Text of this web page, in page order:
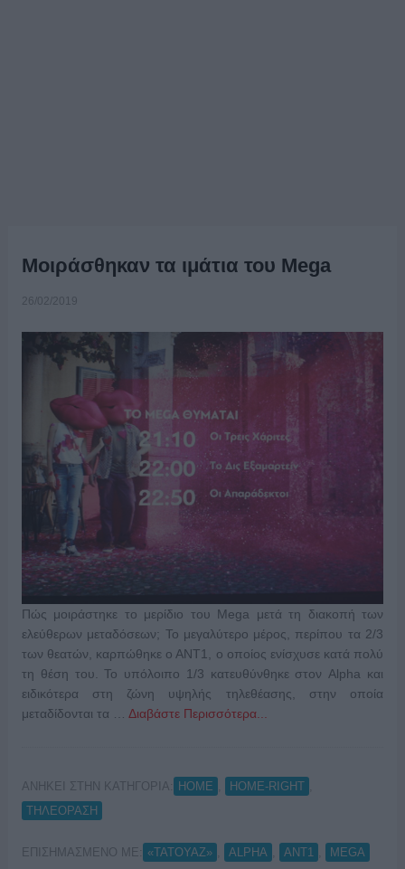
Μοιράσθηκαν τα ιμάτια του Mega
26/02/2019
Πώς μοιράστηκε το μερίδιο του Mega μετά τη διακοπή των
ελεύθερων μεταδόσεων; Το μεγαλύτερο μέρος, περίπου τα 2/3
των θεατών, καρπώθηκε ο ΑΝΤ1, ο οποίος ενίσχυσε κατά πολύ
τη θέση του. Το υπόλοιπο 1/3 κατευθύνθηκε στον Alpha και
ειδικότερα στη ζώνη υψηλής τηλεθέασης, στην οποία
μεταδίδονται τα … Διαβάστε Περισσότερα...
ΑΝΗΚΕΙ ΣΤΗΝ ΚΑΤΗΓΟΡΙΑ: HOME HOME-RIGHT
ΤΗΛΕΟΡΑΣΗ
ΕΠΙΣΗΜΑΣΜΕΝΟ ΜΕ: «ΤΑΤΟΥΑΖ» ALPHA ANT1 MEGA